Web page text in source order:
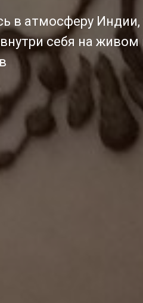
в атмосферу Индии,
себя на живом